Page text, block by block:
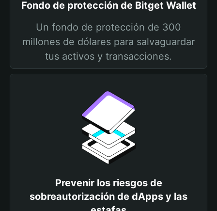
Fondo de protección de Bitget Wallet
Un fondo de protección de 300
millones de dólares para salvaguardar
tus activos y transacciones.
Prevenir los riesgos de
sobreautorización de dApps y las